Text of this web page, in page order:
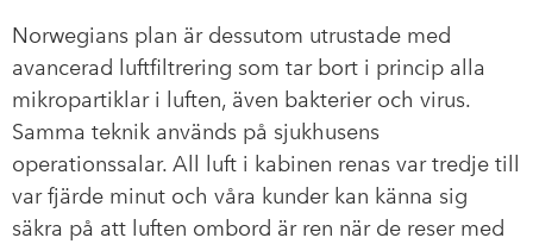
Norwegians plan är dessutom utrustade med
avancerad luftfiltrering som tar bort i princip alla
mikropartiklar i luften, även bakterier och virus.
Samma teknik används på sjukhusens
operationssalar. All luft i kabinen renas var tredje till
var fjärde minut och våra kunder kan känna sig
säkra på att luften ombord är ren när de reser med